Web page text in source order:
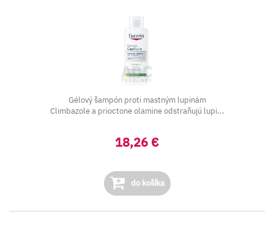
Gélový šampón proti mastným lupinám
Climbazole a prioctone olamine odstraňujú lupi...
18,26 €
do košíka